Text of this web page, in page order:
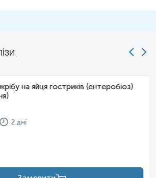
зберігати при температурі 18-24
правильного результату відбір
середньої та кінцевої частини фекалії
на яйця гостриків (ентеробіоз)
2 дні